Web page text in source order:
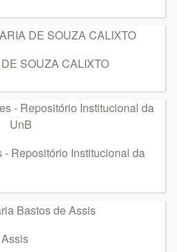
SOUZA CALIXTO
- Repositório Institucional da